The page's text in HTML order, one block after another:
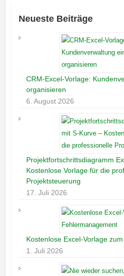
Neueste Beiträge
CRM-Excel-Vorlage:
organisieren
6. August 2026
Projektfortschrittsdiagramm
Kostenlose Vorlage für die
Projektsteuerung
17. Juli 2026
Kostenlose Excel-Vorlage
1. Juli 2026